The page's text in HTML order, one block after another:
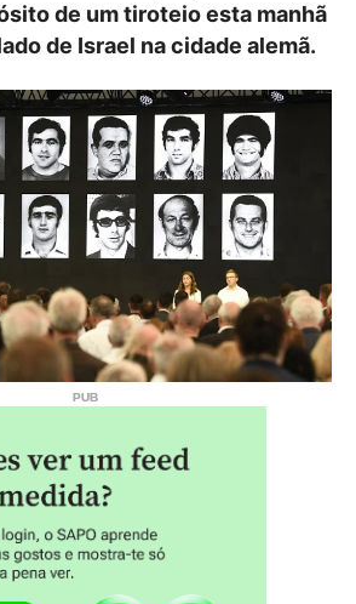
de um tiroteio esta manhã
de Israel na cidade alemã.